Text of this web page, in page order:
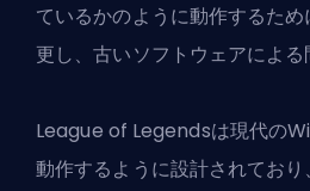
ているかのように動作するた
更し、古いソフトウェアによる
League of Legendsは現代の
動作するように設計されてお